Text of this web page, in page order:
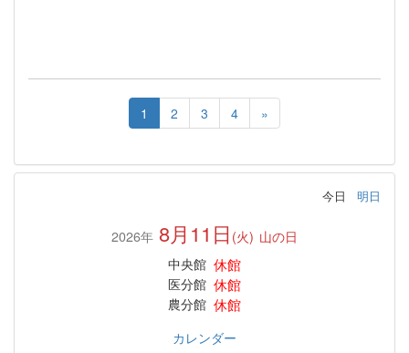
1 2 3 4 »
今日 明日
2026年 8月11日 (火) 山の日
中央館 休館
医分館 休館
農分館 休館
カレンダー